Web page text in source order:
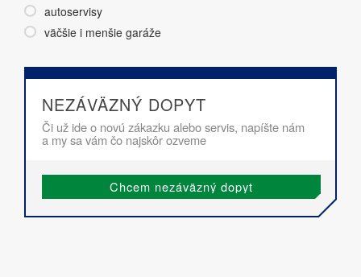
autoservisy
väčšie i menšie garáže
NEZÁVÄZNÝ DOPYT
Či už ide o novú zákazku alebo servis, napíšte nám
a my sa vám čo najskôr ozveme
Chcem nezáväzný dopyt